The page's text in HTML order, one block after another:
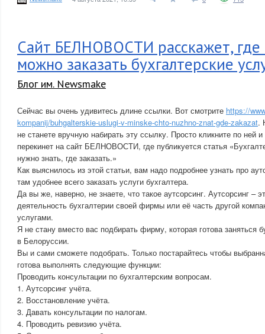
Сайт БЕЛНОВОСТИ расскажет,
можно заказать бухгалтерские
Блог им. Newsmake
Сейчас вы очень удивитесь длине ссылки. Вот смотрите https://
kompanij/buhgalterskie-uslugi-v-minske-chto-nuzhno-znat-gde-zakazat.
не станете вручную набирать эту ссылку. Просто кликните по ней
перекинет на сайт БЕЛНОВОСТИ, где публикуется статья
нужно знать, где заказать.»
Как выяснилось из этой статьи, вам надо подробнее узнать про
там удобнее всего заказать услуги бухгалтера.
Да вы же, наверно, не знаете, что такое аутсорсинг. Аутсорсинг –
деятельность бухгалтерии своей фирмы или её часть другой
услугами.
Я не стану вместо вас подбирать фирму, которая готова заняться
в Белоруссии.
Вы и сами сможете подобрать. Только постарайтесь чтобы
готова выполнять следующие функции:
Проводить консультации по бухгалтерским вопросам.
1. Аутсорсинг учёта.
2. Восстановление учёта.
3. Давать консультации по налогам.
4. Проводить ревизию учёта.